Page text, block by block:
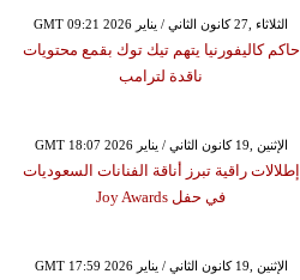
GMT 09:21 2026 الثلاثاء ,27 كانون الثاني / يناير
حاكم كاليفورنيا يتهم تيك توك بقمع محتويات
ناقدة لترامب
GMT 18:07 2026 الإثنين ,19 كانون الثاني / يناير
إطلالات راقية تبرز أناقة الفنانات السعوديات
في حفل Joy Awards
GMT 17:59 2026 الإثنين ,19 كانون الثاني / يناير